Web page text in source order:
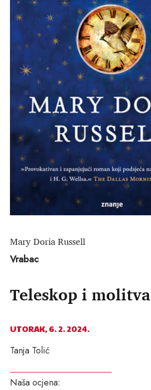
Mary Doria Russell
Vrabac
Teleskop i molitva
UTORAK, 6. 2. 2024.
Tanja Tolić
Naša ocjena: